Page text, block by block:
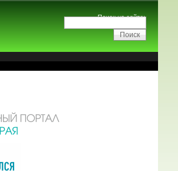
Поиск на сайте: